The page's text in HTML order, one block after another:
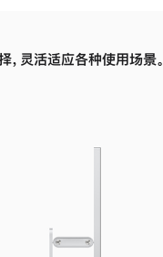
，灵活适应各种使用场景。